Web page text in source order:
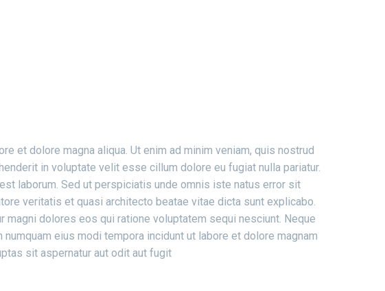
et dolore magna aliqua. Ut enim ad minim veniam, quis nostrud
in voluptate velit esse cillum dolore eu fugiat nulla pariatur.
laborum. Sed ut perspiciatis unde omnis iste natus error sit
veritatis et quasi architecto beatae vitae dicta sunt explicabo.
dolores eos qui ratione voluptatem sequi nesciunt. Neque
eius modi tempora incidunt ut labore et dolore magnam
sit aspernatur aut odit aut fugit